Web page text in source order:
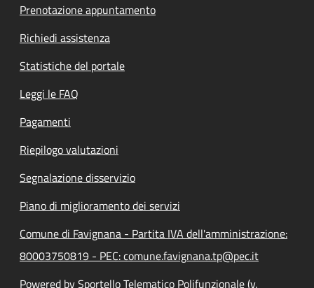
Prenotazione appuntamento
Richiedi assistenza
Statistiche del portale
Leggi le FAQ
Pagamenti
Riepilogo valutazioni
Segnalazione disservizio
Piano di miglioramento dei servizi
Comune di Favignana - Partita IVA dell'amministrazione:
80003750819 - PEC: comune.favignana.tp@pec.it
Powered by Sportello Telematico Polifunzionale (v.